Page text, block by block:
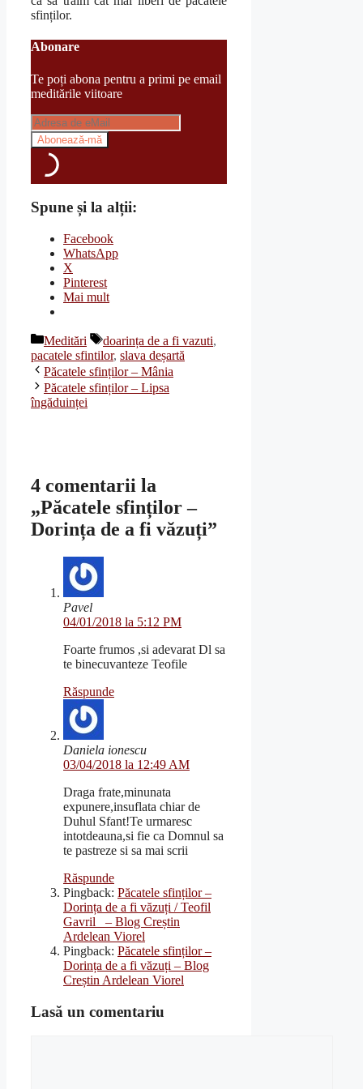
sfinților.
Abonare
Te poți abona pentru a primi pe email
meditările viitoare
Spune și la alții:
Facebook
WhatsApp
X
Pinterest
Mai mult
Categorii
Meditări Etichete
doarința de a fi vazuti,
pacatele sfintilor, slava deșartă
Păcatele sfinților – Mânia
Păcatele sfinților – Lipsa
îngăduinței
4 comentarii la
„Păcatele sfinților –
Dorința de a fi văzuți”
Pavel
04/01/2018 la 5:12 PM
Foarte frumos ,si adevarat Dl sa
te binecuvanteze Teofile
Răspunde
Daniela ionescu
03/04/2018 la 12:49 AM
Draga frate,minunata
expunere,insuflata chiar de
Duhul Sfant!Te urmaresc
intotdeauna,si fie ca Domnul sa
te pastreze si sa mai scrii
Răspunde
Pingback: Păcatele sfinților –
Dorința de a fi văzuți / Teofil
Gavril – Blog Creștin
Ardelean Viorel
Pingback: Păcatele sfinților –
Dorința de a fi văzuți – Blog
Creștin Ardelean Viorel
Lasă un comentariu